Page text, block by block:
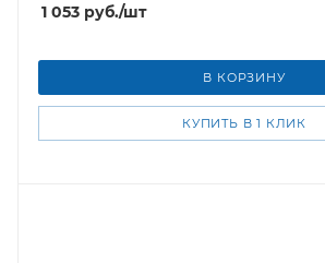
1 053 руб./шт
В КОРЗИНУ
КУПИТЬ В 1 КЛИК